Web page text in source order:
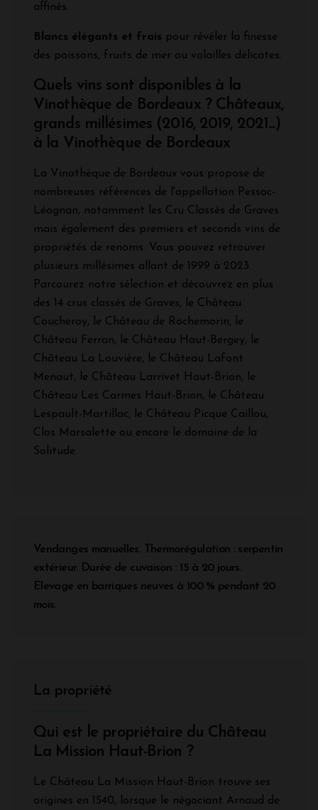
affinés.
Blancs élégants et frais pour révéler la finesse
des poissons, fruits de mer ou volailles délicates.
Quels vins sont disponibles à la
Vinothèque de Bordeaux ? Châteaux,
grands millésimes (2016, 2019, 2021...)
à la Vinothèque de Bordeaux
La Vinothèque de Bordeaux vous propose de
nombreuses références de l'appellation Pessac-
Léognan, notamment les Cru Classés de Graves
mais également des premiers et seconds vins de
propriétés de renoms. Vous pouvez retrouver
plusieurs millésimes allant de 1999 à 2023.
Parcourez notre sélection et découvrez en plus
des 14 crus classés de Graves, le Château
Coucheroy, le Château de Rochemorin, le
Château Ferran, le Château Haut-Bergey, le
Château La Louvière, le Château Lafont
Menaut, le Château Larrivet Haut-Brion, le
Château Les Carmes Haut-Brion, le Château
Lespault-Martillac, le Château Picque Caillou,
Clos Marsalette ou encore le domaine de la
Solitude.
Vendanges manuelles. Thermorégulation : serpentin
extérieur. Durée de cuvaison : 15 à 20 jours.
Elevage en barriques neuves à 100 % pendant 20
mois.
La propriété
Qui est le propriétaire du Château
La Mission Haut-Brion ?
Le Château La Mission Haut-Brion trouve ses
origines en 1540, lorsque le négociant Arnaud de